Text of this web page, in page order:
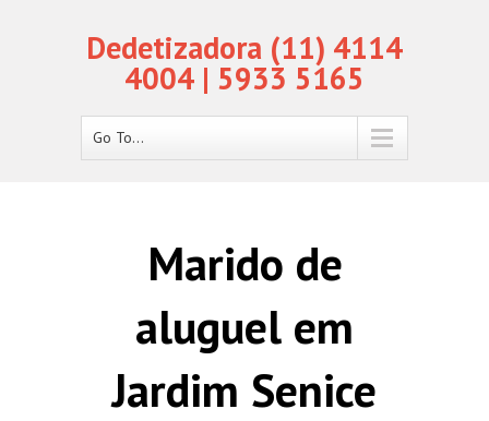
Dedetizadora (11) 4114
4004 | 5933 5165
Go To...
Marido de
aluguel em
Jardim Senice